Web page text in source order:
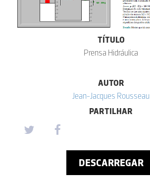
TÍTULO
Prensa Hidráulica
AUTOR
Jean-Jacques Rousseau
PARTILHAR
DESCARREGAR